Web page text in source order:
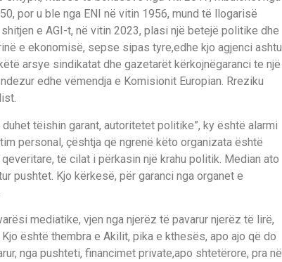
por u ble nga ENI në vitin 1956, mund të llogarisë
e AGI-t, në vitin 2023, plasi një betejë politike dhe
ë e ekonomisë, sepse sipas tyre,edhe kjo agjenci ashtu
ëtë arsye sindikatat dhe gazetarët kërkojnëgaranci te një
ndezur edhe vëmendja e Komisionit Europian. Rreziku
.
duhet tëishin garant, autoritetet politike”, ky është alarmi
personal, çështja që ngrenë këto organizata është
qeveritare, të cilat i përkasin një krahu politik. Median ato
pushtet. Kjo kërkesë, për garanci nga organet e
ësi mediatike, vjen nga njerëz të pavarur njerëz të lirë,
Kjo është thembra e Akilit, pika e kthesës, apo ajo që do
, nga pushteti, financimet private,apo shtetërore, pra në